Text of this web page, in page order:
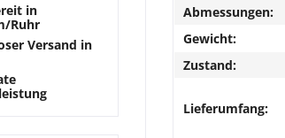
in
Ruhr
Versand in
Abmessungen:
Gewicht:
Zustand:
Lieferumfang: